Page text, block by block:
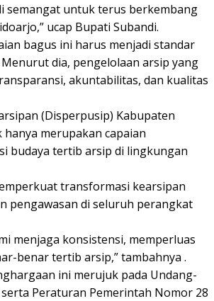
semangat untuk terus berkembang
ucap Bupati Subandi.
bagus ini harus menjadi standar
dia, pengelolaan arsip yang
akuntabilitas, dan kualitas
(Disperpusip) Kabupaten
merupakan capaian
budaya tertib arsip di lingkungan
transformasi kearsipan
pengawasan di seluruh perangkat
menjaga konsistensi, memperluas
benar tertib arsip,” tambahnya .
ini merujuk pada Undang-
Peraturan Pemerintah Nomor 28